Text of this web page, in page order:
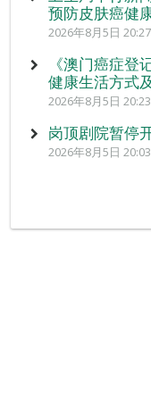
预防皮肤癌健
2026年8月5日 20:27
《澳门癌症登
健康生活方式
2026年8月5日 20:23
岗顶剧院暂停
2026年8月5日 20:03